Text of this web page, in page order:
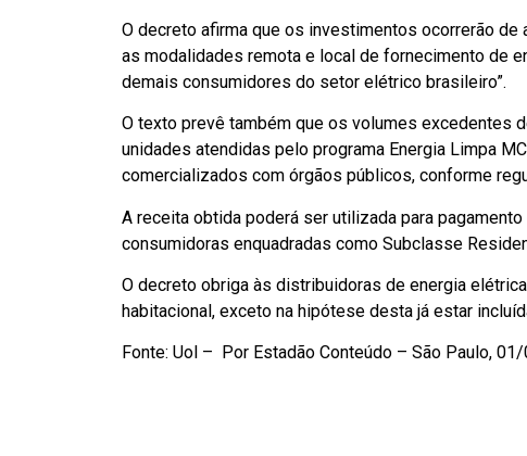
O decreto afirma que os investimentos ocorrerão
as modalidades remota e local de fornecimento de
demais consumidores do setor elétrico brasileiro”.
O texto prevê também que os volumes excedentes
unidades atendidas pelo programa Energia Limpa
comercializados com órgãos públicos, conforme
A receita obtida poderá ser utilizada para
consumidoras enquadradas como Subclasse
O decreto obriga às distribuidoras de energia
habitacional, exceto na hipótese desta já estar
Fonte: Uol – Por Estadão Conteúdo – São Paulo,